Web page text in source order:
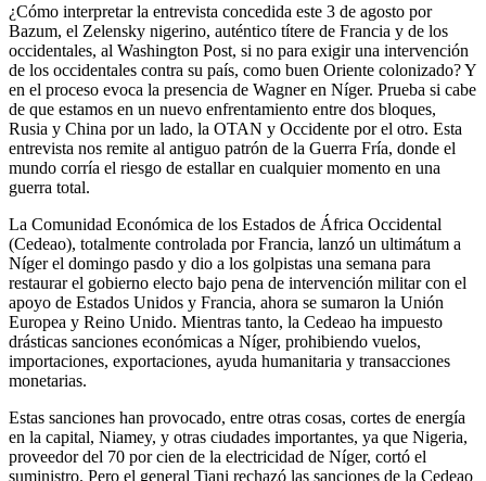
¿Cómo interpretar la entrevista concedida este 3 de agosto por
Bazum, el Zelensky nigerino, auténtico títere de Francia y de los
occidentales, al Washington Post, si no para exigir una intervención
de los occidentales contra su país, como buen Oriente colonizado? Y
en el proceso evoca la presencia de Wagner en Níger. Prueba si cabe
de que estamos en un nuevo enfrentamiento entre dos bloques,
Rusia y China por un lado, la OTAN y Occidente por el otro. Esta
entrevista nos remite al antiguo patrón de la Guerra Fría, donde el
mundo corría el riesgo de estallar en cualquier momento en una
guerra total.
La Comunidad Económica de los Estados de África Occidental
(Cedeao), totalmente controlada por Francia, lanzó un ultimátum a
Níger el domingo pasdo y dio a los golpistas una semana para
restaurar el gobierno electo bajo pena de intervención militar con el
apoyo de Estados Unidos y Francia, ahora se sumaron la Unión
Europea y Reino Unido. Mientras tanto, la Cedeao ha impuesto
drásticas sanciones económicas a Níger, prohibiendo vuelos,
importaciones, exportaciones, ayuda humanitaria y transacciones
monetarias.
Estas sanciones han provocado, entre otras cosas, cortes de energía
en la capital, Niamey, y otras ciudades importantes, ya que Nigeria,
proveedor del 70 por cien de la electricidad de Níger, cortó el
suministro. Pero el general Tiani rechazó las sanciones de la Cedeao